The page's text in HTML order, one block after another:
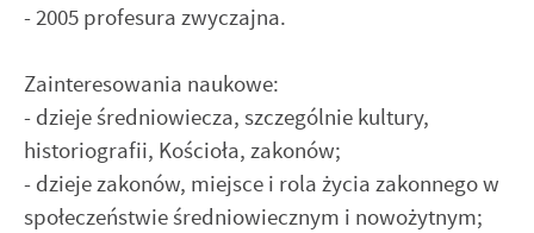
- 2005 profesura zwyczajna.
Zainteresowania naukowe:
- dzieje średniowiecza, szczególnie kultury,
historiografii, Kościoła, zakonów;
- dzieje zakonów, miejsce i rola życia zakonnego w
społeczeństwie średniowiecznym i nowożytnym;